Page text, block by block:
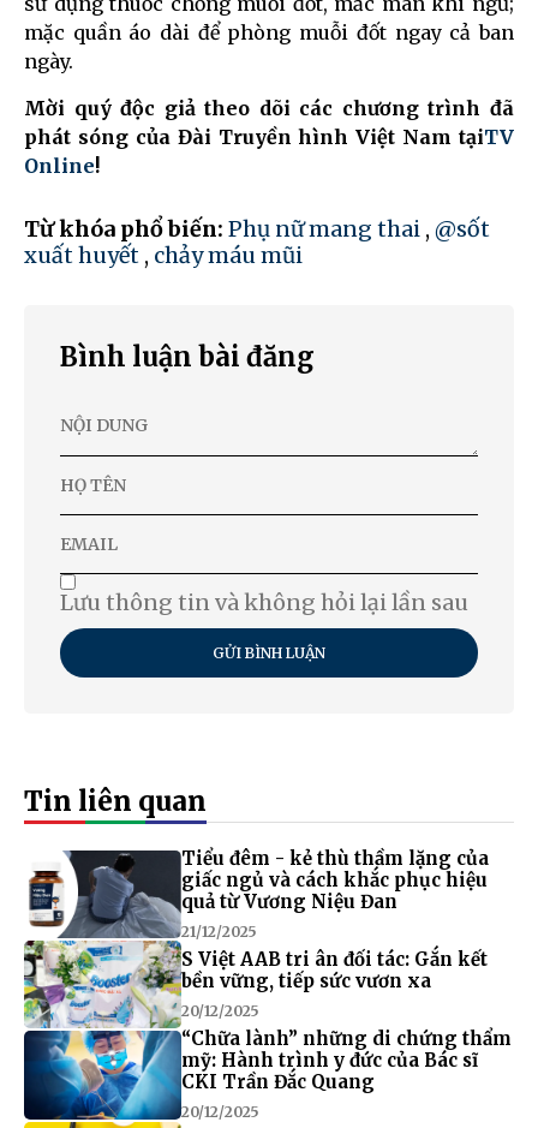
mặc quần áo dài để phòng muỗi đốt ngay cả ban
ngày.
Mời quý độc giả theo dõi các chương trình đã
phát sóng của Đài Truyền hình Việt Nam tạiTV
Online!
Từ khóa phổ biến: Phụ nữ mang thai , @sốt
xuất huyết , chảy máu mũi
Bình luận bài đăng
Lưu thông tin và không hỏi lại lần sau
GỬI BÌNH LUẬN
Tin liên quan
Tiểu đêm - kẻ thù thầm lặng của
giấc ngủ và cách khắc phục hiệu
quả từ Vương Niệu Đan
21/12/2025
S Việt AAB tri ân đối tác: Gắn kết
bền vững, tiếp sức vươn xa
20/12/2025
“Chữa lành” những di chứng thẩm
mỹ: Hành trình y đức của Bác sĩ
CKI Trần Đắc Quang
20/12/2025